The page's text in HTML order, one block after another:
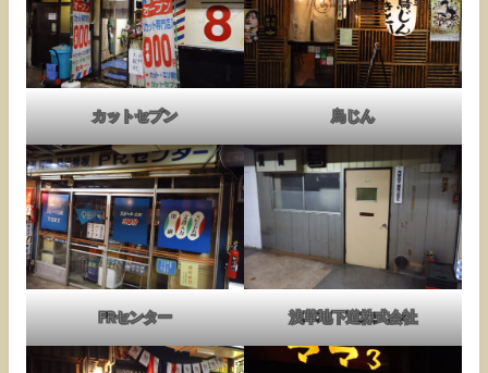
カットセブン 鳥じん
PRセンター 浅草地下道株式会社